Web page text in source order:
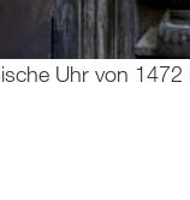
Uhr von